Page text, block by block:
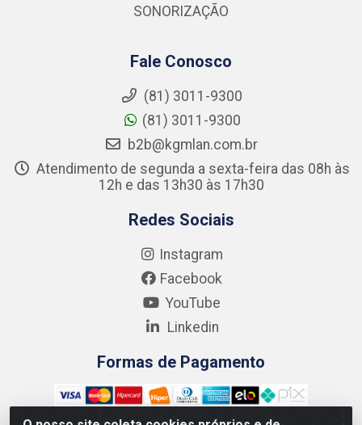
SONORIZAÇÃO
Fale Conosco
(81) 3011-9300
(81) 3011-9300
b2b@kgmlan.com.br
Atendimento de segunda a sexta-feira das 08h às
12h e das 13h30 às 17h30
Redes Sociais
Instagram
Facebook
YouTube
Linkedin
Formas de Pagamento